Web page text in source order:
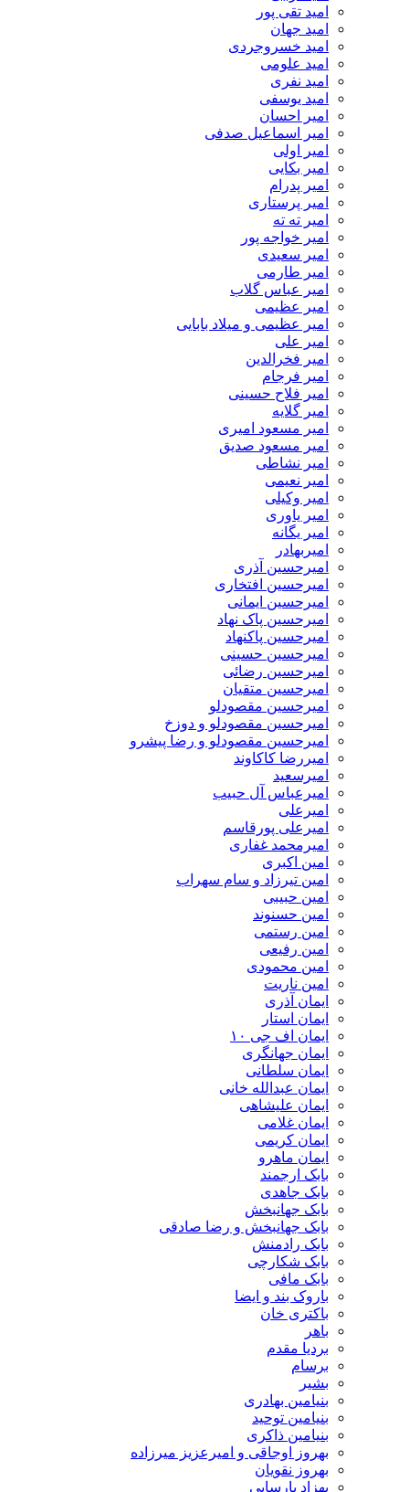
امید تقی پور
امید جهان
امید خسروجردی
امید علومی
امید نفری
امید یوسفی
امیر احسان
امیر اسماعیل صدفی
امیر اولی
امیر بکایی
امیر پدرام
امیر پرستاری
امیر ته ته
امیر خواجه پور
امیر سعیدی
امیر طارمی
امیر عباس گلاب
امیر عظیمی
امیر عظیمی و میلاد بابایی
امیر علی
امیر فخرالدین
امیر فرجام
امیر فلاح حسینی
امیر گلایه
امیر مسعود امیری
امیر مسعود صدیق
امیر نشاطی
امیر نعیمی
امیر وکیلی
امیر یاوری
امیر یگانه
امیربهادر
امیرحسین آذری
امیرحسین افتخاری
امیرحسین ایمانی
امیرحسین پاک نهاد
امیرحسین پاکنهاد
امیرحسین حسینی
امیرحسین رضائی
امیرحسین متقیان
امیرحسین مقصودلو
امیرحسین مقصودلو و دوزخ
امیرحسین مقصودلو و رضا پیشرو
امیررضا کاکاوند
امیرسعید
امیرعباس آل حبیب
امیرعلی
امیرعلی پورقاسم
امیرمحمد غفاری
امین اکبری
امین تیرزاد و سام سهراب
امین حبیبی
امین حسنوند
امین رستمی
امین رفیعی
امین محمودی
امین ناریت
ایمان آذری
ایمان استار
ایمان اف جی ۱۰
ایمان جهانگری
ایمان سلطانی
ایمان عبدالله خانی
ایمان علیشاهی
ایمان غلامی
ایمان کریمی
ایمان ماهرو
بابک ارجمند
بابک جاهدی
بابک جهانبخش
بابک جهانبخش و رضا صادقی
بابک رادمنش
بابک شکارچی
بابک مافی
باروک بند و ایضا
باکتری خان
باهر
بردیا مقدم
برسام
بشیر
بنیامین بهادری
بنیامین توحید
بنیامین ذاکری
بهروز اوجاقی و امیرعزیز میرزاده
بهروز نقویان
بهزاد پارسایی